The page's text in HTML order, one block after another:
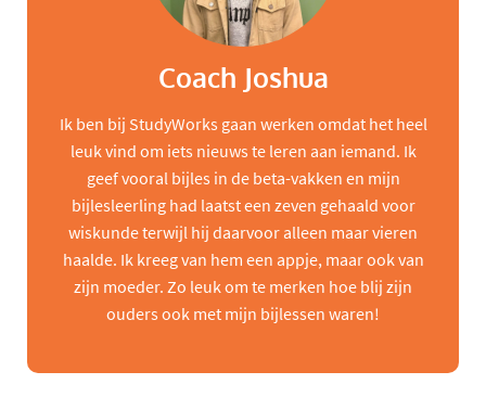
Coach Joshua
Ik ben bij StudyWorks gaan werken omdat het heel
leuk vind om iets nieuws te leren aan iemand. Ik
geef vooral bijles in de beta-vakken en mijn
bijlesleerling had laatst een zeven gehaald voor
wiskunde terwijl hij daarvoor alleen maar vieren
haalde. Ik kreeg van hem een appje, maar ook van
zijn moeder. Zo leuk om te merken hoe blij zijn
ouders ook met mijn bijlessen waren!